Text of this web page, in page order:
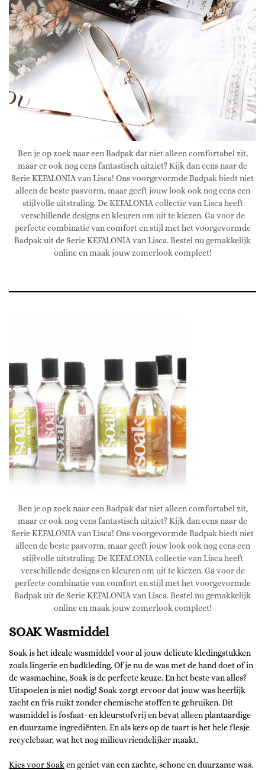
Ben je op zoek naar een Badpak dat niet alleen comfortabel zit,
maar er ook nog eens fantastisch uitziet? Kijk dan eens naar de
Serie KEFALONIA van Lisca! Ons voorgevormde Badpak biedt niet
alleen de beste pasvorm, maar geeft jouw look ook nog eens een
stijlvolle uitstraling. De KEFALONIA collectie van Lisca heeft
verschillende designs en kleuren om uit te kiezen. Ga voor de
perfecte combinatie van comfort en stijl met het voorgevormde
Badpak uit de Serie KEFALONIA van Lisca. Bestel nu gemakkelijk
online en maak jouw zomerlook compleet!
Ben je op zoek naar een Badpak dat niet alleen comfortabel zit,
maar er ook nog eens fantastisch uitziet? Kijk dan eens naar de
Serie KEFALONIA van Lisca! Ons voorgevormde Badpak biedt niet
alleen de beste pasvorm, maar geeft jouw look ook nog eens een
stijlvolle uitstraling. De KEFALONIA collectie van Lisca heeft
verschillende designs en kleuren om uit te kiezen. Ga voor de
perfecte combinatie van comfort en stijl met het voorgevormde
Badpak uit de Serie KEFALONIA van Lisca. Bestel nu gemakkelijk
online en maak jouw zomerlook compleet!
SOAK Wasmiddel
Soak is het ideale wasmiddel voor al jouw delicate kledingstukken
zoals lingerie en badkleding. Of je nu de was met de hand doet of in
de wasmachine, Soak is de perfecte keuze. En het beste van alles?
Uitspoelen is niet nodig! Soak zorgt ervoor dat jouw was heerlijk
zacht en fris ruikt zonder chemische stoffen te gebruiken. Dit
wasmiddel is fosfaat- en kleurstofvrij en bevat alleen plantaardige
en duurzame ingrediënten. En als kers op de taart is het hele flesje
recyclebaar, wat het nog milieuvriendelijker maakt.
Kies voor Soaken geniet van een zachte, schone en duurzame was.